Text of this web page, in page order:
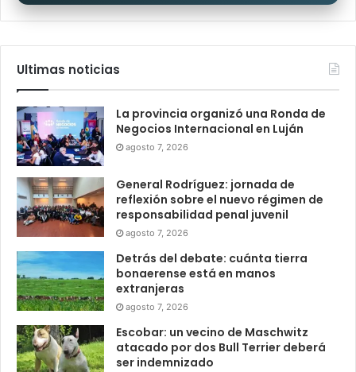
Ultimas noticias
La provincia organizó una Ronda de
Negocios Internacional en Luján
agosto 7, 2026
General Rodríguez: jornada de
reflexión sobre el nuevo régimen de
responsabilidad penal juvenil
agosto 7, 2026
Detrás del debate: cuánta tierra
bonaerense está en manos
extranjeras
agosto 7, 2026
Escobar: un vecino de Maschwitz
atacado por dos Bull Terrier deberá
ser indemnizado